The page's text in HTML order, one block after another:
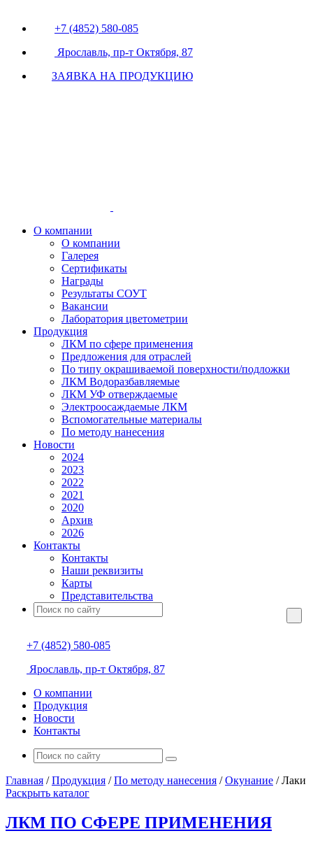
+7 (4852) 580-085
Ярославль, пр-т Октября, 87
ЗАЯВКА НА ПРОДУКЦИЮ
О компании
О компании
Галерея
Сертификаты
Награды
Результаты СОУТ
Вакансии
Лаборатория цветометрии
Продукция
ЛКМ по сфере применения
Предложения для отраслей
По типу окрашиваемой поверхности/подложки
ЛКМ Водоразбавляемые
ЛКМ УФ отверждаемые
Электроосаждаемые ЛКМ
Вспомогательные материалы
По методу нанесения
Новости
2024
2023
2022
2021
2020
Архив
2026
Контакты
Контакты
Наши реквизиты
Карты
Представительства
+7 (4852) 580-085
Ярославль, пр-т Октября, 87
О компании
Продукция
Новости
Контакты
Главная /Продукция /По методу нанесения /Окунание /Лаки
Раскрыть каталог
ЛКМ ПО СФЕРЕ ПРИМЕНЕНИЯ